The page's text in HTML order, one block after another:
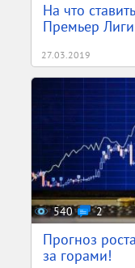
На что
Премьер
27.03.2019
540 2
Прогноз
за горами!